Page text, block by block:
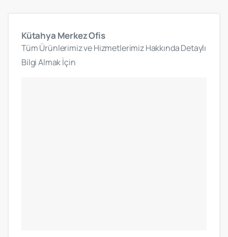
Kütahya MerkezOfis
Tüm Ürünlerimiz ve Hizmetlerimiz Hakkında Detaylı
Bilgi Almak İçin